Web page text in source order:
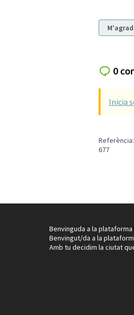
0
Inicia
Referència:
677
Benvinguda a la
Benvingut/da a la
Amb tu decidim la ciutat